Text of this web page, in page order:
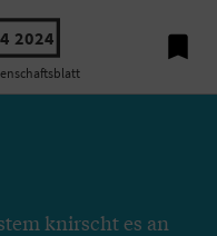
2024 
knirscht es an